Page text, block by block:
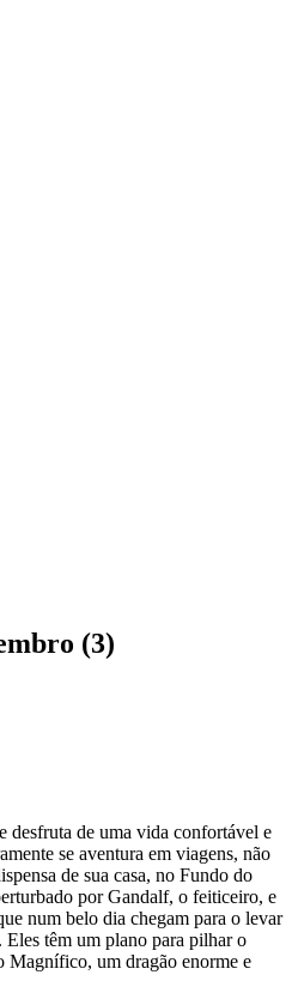
(3)
de uma vida confortável e
se aventura em viagens, não
de sua casa, no Fundo do
por Gandalf, o feiticeiro, e
num belo dia chegam para o levar
têm um plano para pilhar o
Magnífico, um dragão enorme e